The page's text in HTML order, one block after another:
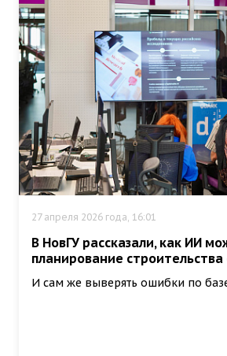
27 апреля 2026 года, 16:01
В НовГУ рассказали, как ИИ
планирование
И сам же выверять ошибки по